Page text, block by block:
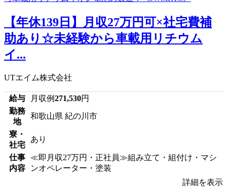
【年休139日】月収27万円可×社宅費補
助あり☆未経験から車載用リチウム
イ...
UTエイム株式会社
給与 月収例271,530円
勤務
地
和歌山県 紀の川市
寮・
社宅
あり
仕事
内容
≪即月収27万円・正社員≫組み立て・組付け・マシ
ンオペレーター・塗装
詳細を表示